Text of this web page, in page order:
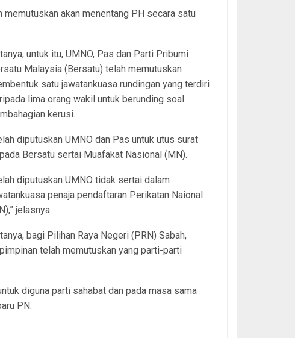
memutuskan akan menentang PH secara satu
untuk itu, UMNO, Pas dan Parti Pribumi
Malaysia (Bersatu) telah memutuskan
satu jawatankuasa rundingan yang terdiri
lima orang wakil untuk berunding soal
kerusi.
diputuskan UMNO dan Pas untuk utus surat
Bersatu sertai Muafakat Nasional (MN).
diputuskan UMNO tidak sertai dalam
penaja pendaftaran Perikatan Naional
jelasnya.
bagi Pilihan Raya Negeri (PRN) Sabah,
telah memutuskan yang parti-parti
diguna parti sahabat dan pada masa sama
PN.